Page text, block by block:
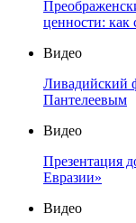
ценности: как
Видео
Ливадийский
Пантелеевым
Видео
Презентация
Евразии»
Видео